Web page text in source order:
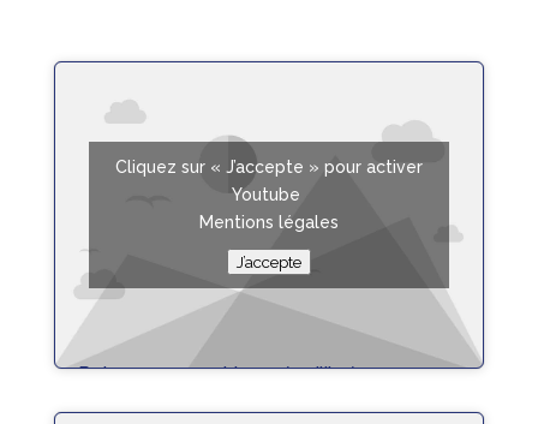
Poisson sauce chien – équilibrée
Cliquez sur « J’accepte » pour activer
Youtube
Mentions légales
J’accepte